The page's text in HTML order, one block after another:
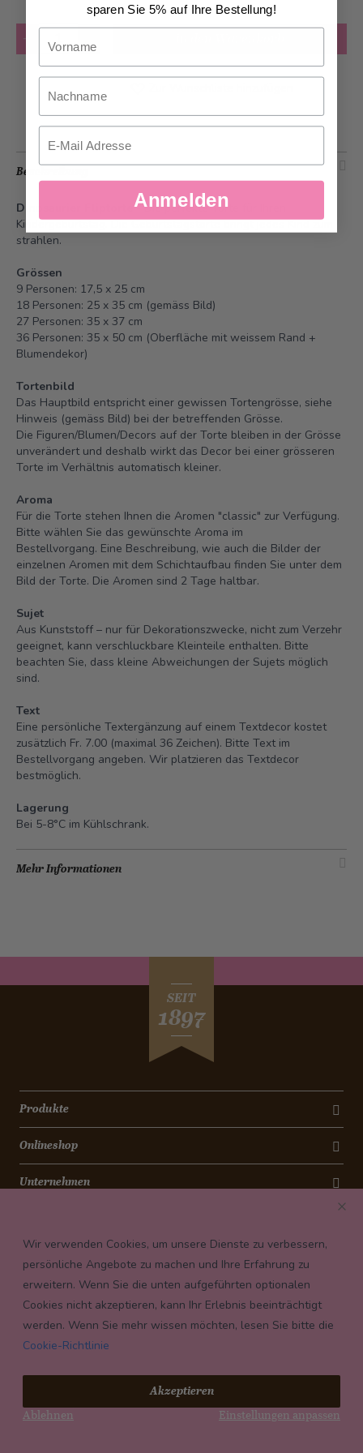
Anzahl
Beschreibung
Dinosaurier Fliptorte - Die perfekte Torte für Ihren
Kindergeburtstag. Die Geburtstagstorte bringt jedes Kind zum
strahlen.
Grössen
9 Personen: 17,5 x 25 cm
18 Personen: 25 x 35 cm (gemäss Bild)
27 Personen: 35 x 37 cm
36 Personen: 35 x 50 cm (Oberfläche mit weissem Rand +
Blumendekor)
Tortenbild
Das Hauptbild entspricht einer gewissen Tortengrösse, siehe
Hinweis (gemäss Bild) bei der betreffenden Grösse.
Die Figuren/Blumen/Decors auf der Torte bleiben in der Grösse
unverändert und deshalb wirkt das Decor bei einer grösseren
Torte im Verhältnis automatisch kleiner.
Aroma
Für die Torte stehen Ihnen die Aromen "classic" zur Verfügung.
Bitte wählen Sie das gewünschte Aroma im
Bestellvorgang. Eine Beschreibung, wie auch die Bilder der
einzelnen Aromen mit dem Schichtaufbau finden Sie unter dem
Bild der Torte. Die Aromen sind 2 Tage haltbar.
Sujet
Aus Kunststoff – nur für Dekorationszwecke, nicht zum Verzehr
geeignet, kann verschluckbare Kleinteile enthalten. Bitte
beachten Sie, dass kleine Abweichungen der Sujets möglich
sind.
Text
Eine persönliche Textergänzung auf einem Textdecor kostet
zusätzlich Fr. 7.00 (maximal 36 Zeichen). Bitte Text im
Bestellvorgang angeben. Wir platzieren das Textdecor
bestmöglich.
Lagerung
Bei 5-8°C im Kühlschrank.
Mehr Informationen
SEIT
1897
Produkte
Onlineshop
Unternehmen
Payment conditions
Wir verwenden Cookies, um unsere Dienste zu verbessern,
persönliche Angebote zu machen und Ihre Erfahrung zu
erweitern. Wenn Sie die unten aufgeführten optionalen
Cookies nicht akzeptieren, kann Ihr Erlebnis beeinträchtigt
werden. Wenn Sie mehr wissen möchten, lesen Sie bitte die
Cookie-Richtlinie
Akzeptieren
Ablehnen Einstellungen anpassen
© 2026 Confiserie Bachmann, Luzern
Impressum
sparen Sie 5% auf Ihre Bestellung!
Nachname
Anmelden